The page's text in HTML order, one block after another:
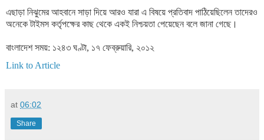
এছাড়া নিঝুমের আহবানে সাড়া দিয়ে আরও যারা এ বিষয়ে প্রতিবাদ পাঠিয়েছিলেন তাদেরও
অনেকে টাইমস কর্তৃপক্ষের কাছ থেকে একই নিশ্চয়তা পেয়েছেন বলে জানা গেছে।
বাংলাদেশ সময়: ১২৪৩ ঘণ্টা, ১৭ ফেব্রুয়ারি, ২০১২
Link to Article
at 06:02
Share